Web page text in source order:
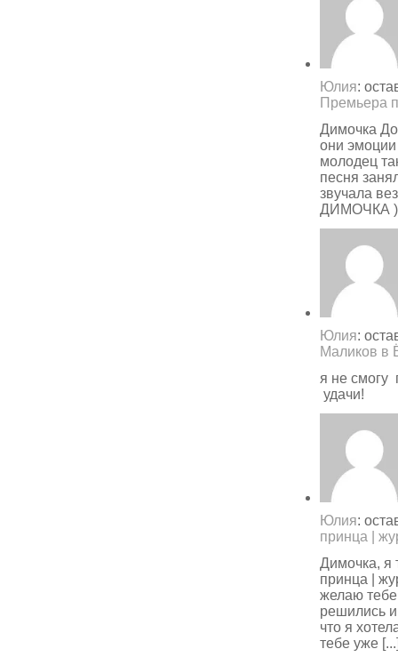
Юлия:
Премьера
Димочка
они эмоции
молодец
песня
звучала
ДИМОЧКА
Юлия:
Маликов в
я не смогу
удачи!
Юлия:
принца |
Димочка, я
принца |
желаю
решились
что я
тебе уже